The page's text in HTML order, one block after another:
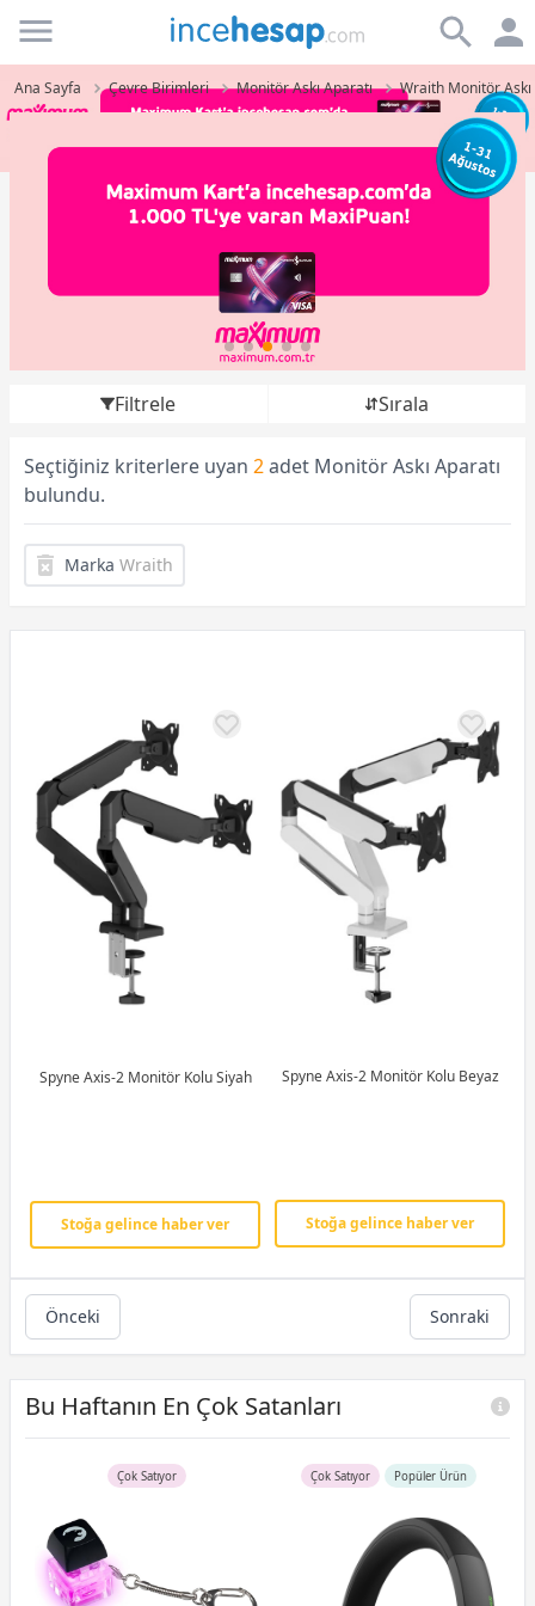
Incehesap
Ana Sayfa Çevre Birimleri Monitör Askı Aparatı Wraith Monitör Askı
Filtrele Sırala
Seçtiğiniz kriterlere uyan 2adet Monitör Askı Aparatı
bulundu.
Marka Wraith
Spyne Axis-2 Monitör Kolu Siyah
Stoğa gelince haber ver
Spyne Axis-2 Monitör Kolu Beyaz
Stoğa gelince haber ver
Önceki Sonraki
Bu Haftanın En Çok Satanları
Çok Satıyor Çok Satıyor Popüler Ürün